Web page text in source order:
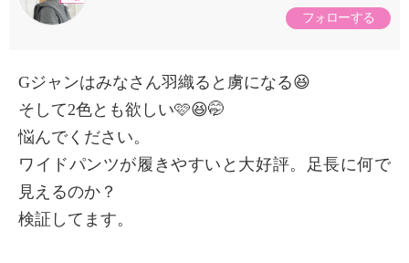
フォローする
Gジャンはみなさん羽織ると虜になる😆
そして2色とも欲しい🩷😆🤭
悩んでください。
ワイドパンツが履きやすいと大好評。足長に何で
見えるのか？
検証してます。